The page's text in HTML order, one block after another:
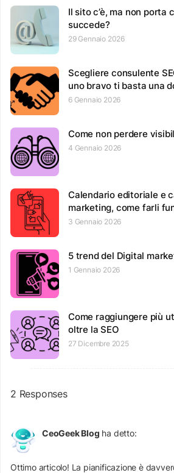
Il sito c’è, ma non porta
succede?
29 Gennaio 2026
Scegliere consulente
uno bravo ti basta una
6 Gennaio 2026
Come non perdere
4 Gennaio 2026
Calendario editoriale e
marketing, come farli
3 Gennaio 2026
5 trend del Digital
1 Gennaio 2026
Come raggiungere più
oltre la SEO
27 Dicembre 2025
2 Responses
CeoGeek Blog ha detto:
Ottimo articolo! La pianificazione è